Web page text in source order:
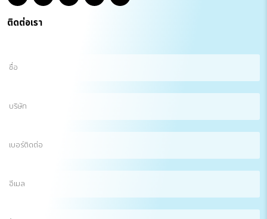
ติดต่อเรา
ชื่อ
บริษัท
เบอร์
อีเมล
ข้อความ